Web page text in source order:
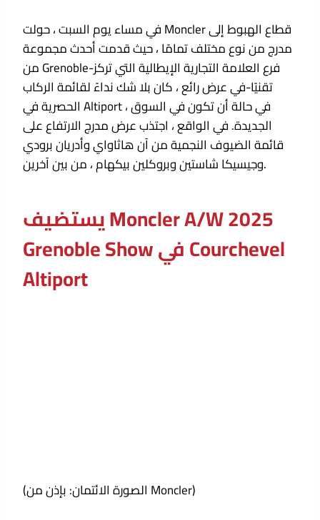
في مساء يوم السبت ، حولت Moncler قطاع الهبوط إلى
مدرج من نوع مختلف تمامًا ، حيث قدمت أحدث مجموعة
من Grenoble-فرع العلامة التجارية الإيطالية التي تركز
تقنيًا-في عرض رائع ، كان بلا شك نداءً لقائمة الركاب
الحصرية في Altiport ، في حالة أن تكون في السوق
الجديدة. في الواقع ، اجتذب عرض مدرج الارتفاع على
قائمة الضيوف النجمية من آن هاثاواي وأدريان برودي
وجيسيكا شاستين وبروكلين بيكهام ، من بين آخرين.
يستضيف Moncler A/W 2025
Grenoble Show في Courchevel
Altiport
(الصورة الائتمان: بإذن من Moncler)